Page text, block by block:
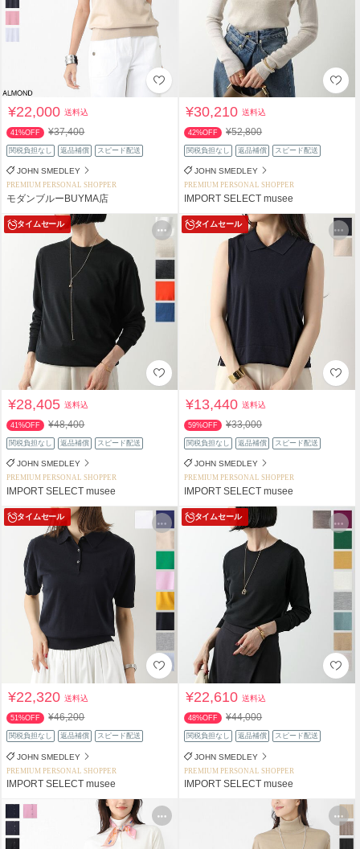
¥22,000送料込
41%OFF ¥37,400
関税負担なし 返品補償 スピード配送
JOHN SMEDLEY
PREMIUM PERSONAL SHOPPER
モダンブルーBUYMA店
¥30,210送料込
42%OFF ¥52,800
関税負担なし 返品補償 スピード配送
JOHN SMEDLEY
PREMIUM PERSONAL SHOPPER
IMPORT SELECT musee
タイムセール
¥28,405送料込
41%OFF ¥48,400
関税負担なし 返品補償 スピード配送
JOHN SMEDLEY
PREMIUM PERSONAL SHOPPER
IMPORT SELECT musee
タイムセール
¥13,440送料込
59%OFF ¥33,000
関税負担なし 返品補償 スピード配送
JOHN SMEDLEY
PREMIUM PERSONAL SHOPPER
IMPORT SELECT musee
タイムセール
¥22,320送料込
51%OFF ¥46,200
関税負担なし 返品補償 スピード配送
JOHN SMEDLEY
PREMIUM PERSONAL SHOPPER
IMPORT SELECT musee
タイムセール
¥22,610送料込
48%OFF ¥44,000
関税負担なし 返品補償 スピード配送
JOHN SMEDLEY
PREMIUM PERSONAL SHOPPER
IMPORT SELECT musee